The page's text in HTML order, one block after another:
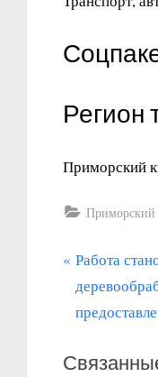
Регион
Приморский
Приморский
по
П
р
е
ы
Работа